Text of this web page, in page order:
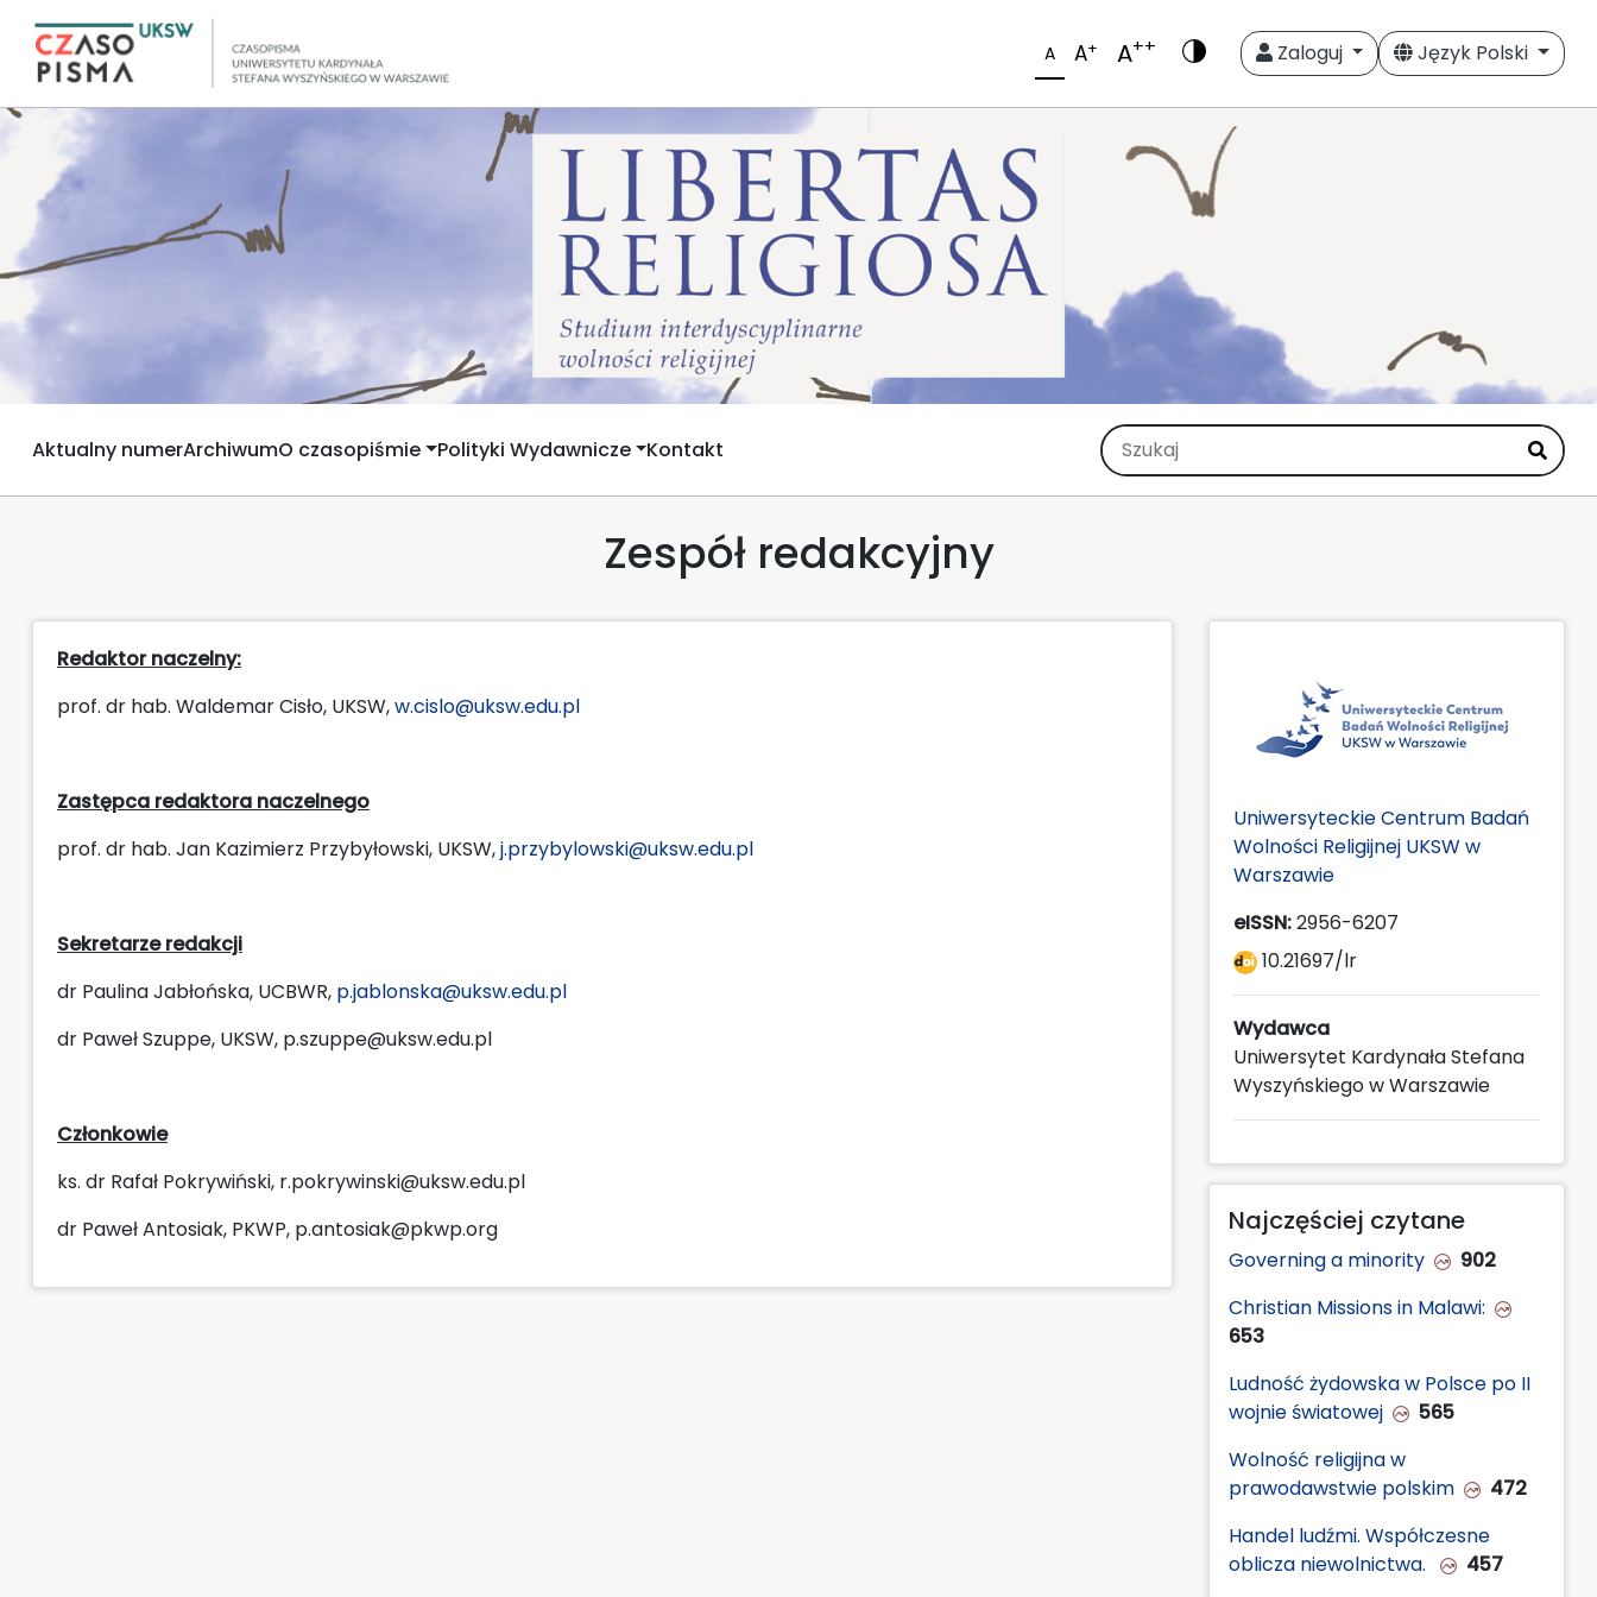
A A+ A++ Zaloguj Język Polski
Aktualny numerArchiwumO czasopiśmie Polityki Wydawnicze Kontakt
Zespół redakcyjny
Redaktor naczelny:
prof. dr hab. Waldemar Cisło, UKSW,w.cislo@uksw.edu.pl
Zastępca redaktora naczelnego
prof. dr hab. Jan Kazimierz Przybyłowski, UKSW,j.przybylowski@uksw.edu.pl
Sekretarze redakcji
dr Paulina Jabłońska, UCBWR, p.jablonska@uksw.edu.pl
dr Paweł Szuppe, UKSW, p.szuppe@uksw.edu.pl
Członkowie
ks. dr Rafał Pokrywiński, r.pokrywinski@uksw.edu.pl
dr Paweł Antosiak, PKWP, p.antosiak@pkwp.org
Uniwersyteckie Centrum Badań
Wolności Religijnej UKSW w
Warszawie
eISSN:2956-6207
10.21697/lr
Wydawca
Uniwersytet Kardynała Stefana
Wyszyńskiego w Warszawie
Najczęściej czytane
Governing a minority
902
Christian Missions in Malawi:
653
Ludność żydowska w Polsce po II
wojnie światowej
565
Wolność religijna w
prawodawstwie polskim
472
Handel ludźmi. Współczesne
oblicza niewolnictwa.
457